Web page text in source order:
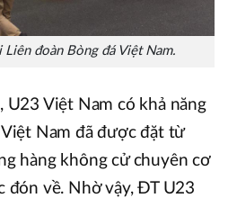
Liên đoàn Bòng đá Việt Nam.
U23 Việt Nam có khả năng
Nam đã được đặt từ
hàng không cử chuyên cơ
đón về. Nhờ vậy, ĐT U23